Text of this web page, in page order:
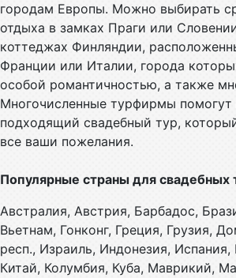
городам Европы. Можно выбирать
отдыха в замках Праги или
коттеджах Финляндии,
Франции или Италии, города
особой романтичностью, а также
Многочисленные турфирмы помогут
подходящий свадебный тур,
все ваши пожелания.
Популярные страны для свадебных
Австралия, Австрия, Барбадос,
Вьетнам, Гонконг, Греция, Грузия,
респ., Израиль, Индонезия, Испания,
Китай, Колумбия, Куба, Маврикий,